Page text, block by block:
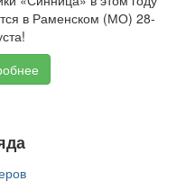
в Раменском (МО) 28-